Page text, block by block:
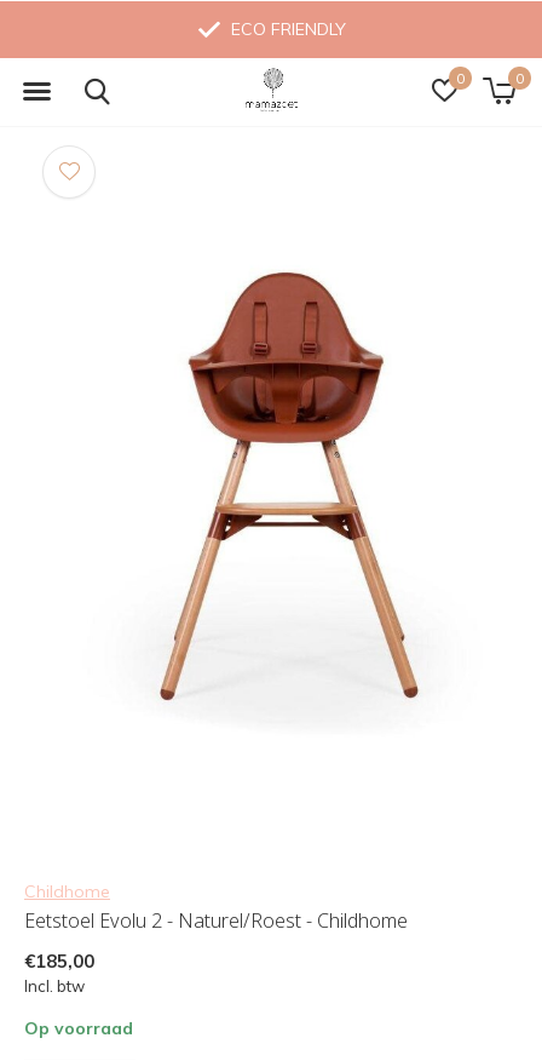
0 0
ECO FRIENDLY
Childhome
Eetstoel Evolu 2 - Naturel/Roest - Childhome
€185,00
Incl. btw
Op voorraad